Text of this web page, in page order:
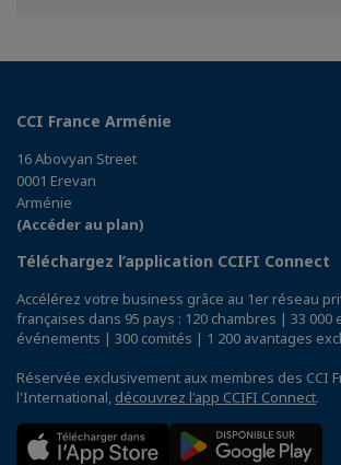
CCI France Arménie
16 Abovyan Street
0001 Erevan
Arménie
(Accéder au plan)
Téléchargez l’application CCIFI Connect
Accélérez votre business grâce au 1er réseau
françaises dans 95 pays : 120 chambres | 33
événements | 300 comités | 1 200 avantages
Réservée exclusivement aux membres des CCI
l'International, découvrez l'app CCIFI Connect.